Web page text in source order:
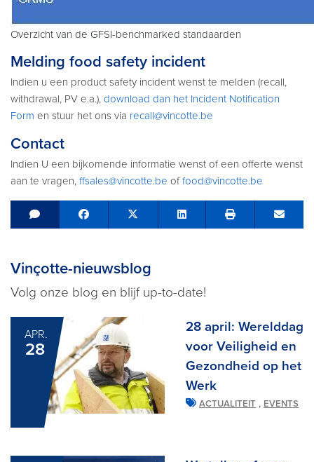
Overzicht van de GFSI-benchmarked standaarden
Melding food safety incident
Indien u een product safety incident wenst te melden (recall,
withdrawal, PV e.a.), download dan het Incident Notification
Form en stuur het ons via recall@vincotte.be
Contact
Indien U een bijkomende informatie wenst of een offerte wenst
aan te vragen, ffsales@vincotte.be offood@vincotte.be
Share on Facebook
Tweet Share on LinkedIn Send
Vinçotte-nieuwsblog
Volg onze blog en blijf up-to-date!
APR.
28
28 april: Werelddag
voor Veiligheid en
Gezondheid op het
Werk
ACTUALITEIT , EVENTS